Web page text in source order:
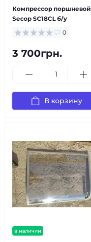
Компрессор поршневой
Secop SC18CL б/у
0
3 700грн.
В корзину
в наличии